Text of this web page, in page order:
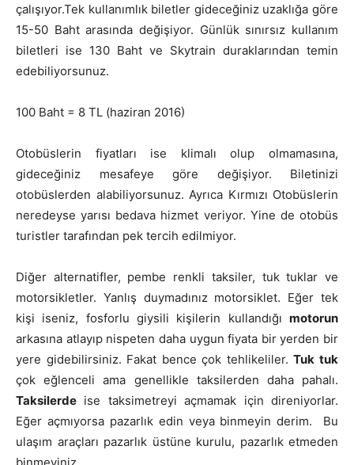
çalışıyor.Tek kullanımlık biletler gideceğiniz uzaklığa göre
15-50 Baht arasında değişiyor. Günlük sınırsız kullanım
biletleri ise 130 Baht ve Skytrain duraklarından temin
edebiliyorsunuz.
100 Baht = 8 TL (haziran 2016)
Otobüslerin fiyatları ise klimalı olup olmamasına,
gideceğiniz mesafeye göre değişiyor. Biletinizi
otobüslerden alabiliyorsunuz. Ayrıca Kırmızı Otobüslerin
neredeyse yarısı bedava hizmet veriyor. Yine de otobüs
turistler tarafından pek tercih edilmiyor.
Diğer alternatifler, pembe renkli taksiler, tuk tuklar ve
motorsikletler. Yanlış duymadınız motorsiklet. Eğer tek
kişi iseniz, fosforlu giysili kişilerin kullandığı motorun
arkasına atlayıp nispeten daha uygun fiyata bir yerden bir
yere gidebilirsiniz. Fakat bence çok tehlikeliler.Tuk tuk
çok eğlenceli ama genellikle taksilerden daha pahalı.
Taksilerde ise taksimetreyi açmamak için direniyorlar.
Eğer açmıyorsa pazarlık edin veya binmeyin derim. Bu
ulaşım araçları pazarlık üstüne kurulu, pazarlık etmeden